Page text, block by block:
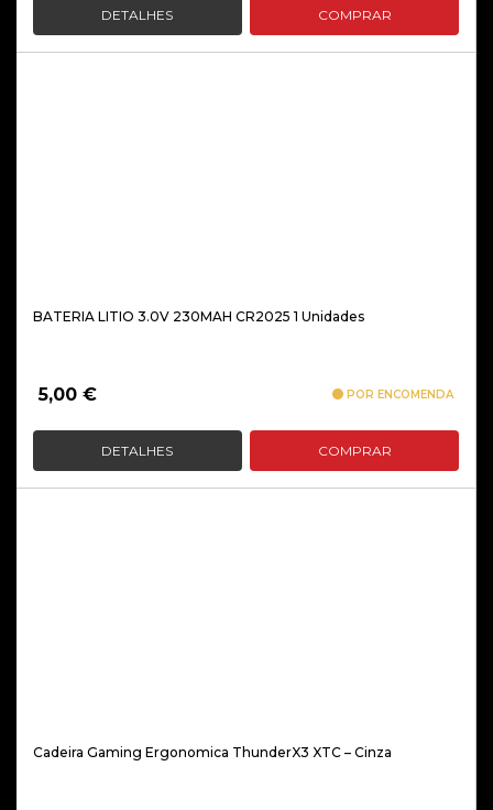
DETALHES COMPRAR
BATERIA LITIO 3.0V 230MAH CR2025 1 Unidades
5,00 € POR ENCOMENDA
DETALHES COMPRAR
Cadeira Gaming Ergonomica ThunderX3 XTC – Cinza